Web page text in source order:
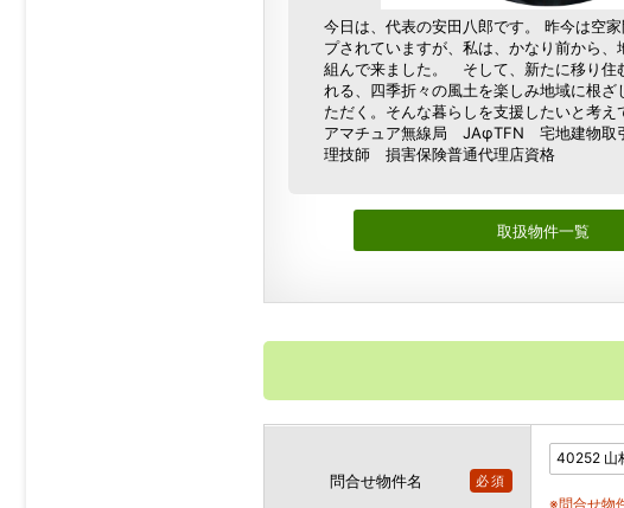
今日は、代表の安田八郎です。 昨今は空
プされていますが、私は、かなり前から、
組んで来ました。 そして、新たに移り住
れる、四季折々の風土を楽しみ地域に根ざ
ただく。そんな暮らしを支援したいと考
アマチュア無線局 JAφTFN 宅地建物取
理技師 損害保険普通代理店資格
取扱物件一覧
問合せ物件名 必須
※問合せ物